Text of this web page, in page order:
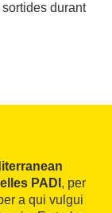
durant
PADI , per
a qui vulgui